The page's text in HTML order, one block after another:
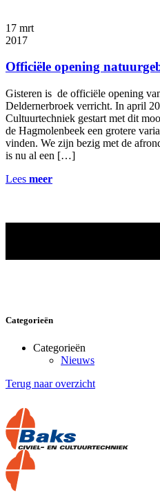
17 mrt
2017
Officiële opening
Gisteren is de officiële opening
Deldernerbroek verricht. In april
Cultuurtechniek gestart met dit
de Hagmolenbeek een grotere
vinden. We zijn bezig met de
is nu al een […]
Lees meer
Categorieën
Categorieën
Nieuws
Terug naar overzicht